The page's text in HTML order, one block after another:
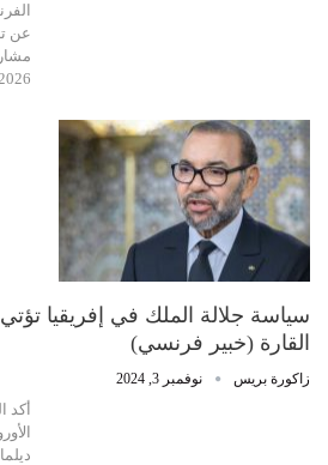
عن
2026 المقبلة
سياسة جلالة الملك في إفريقيا
القارة (خبير فرنسي)
زاكورة بريس نوفمبر 3, 2024
أكد